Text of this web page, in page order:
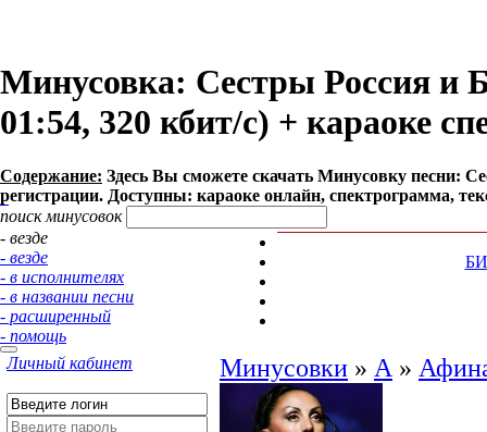
Минусовка: Сестры Россия и
01:54, 320 кбит/с) + караоке
Содержание: Здесь Вы сможете cкачать Минусовку песни:
регистрации. Доступны: караоке онлайн, спектрограмма,
поиск минусовок
- везде
- везде
- в исполнителях
- в названии песни
- расширенный
- помощь
Личный кабинет Минусовки » А »